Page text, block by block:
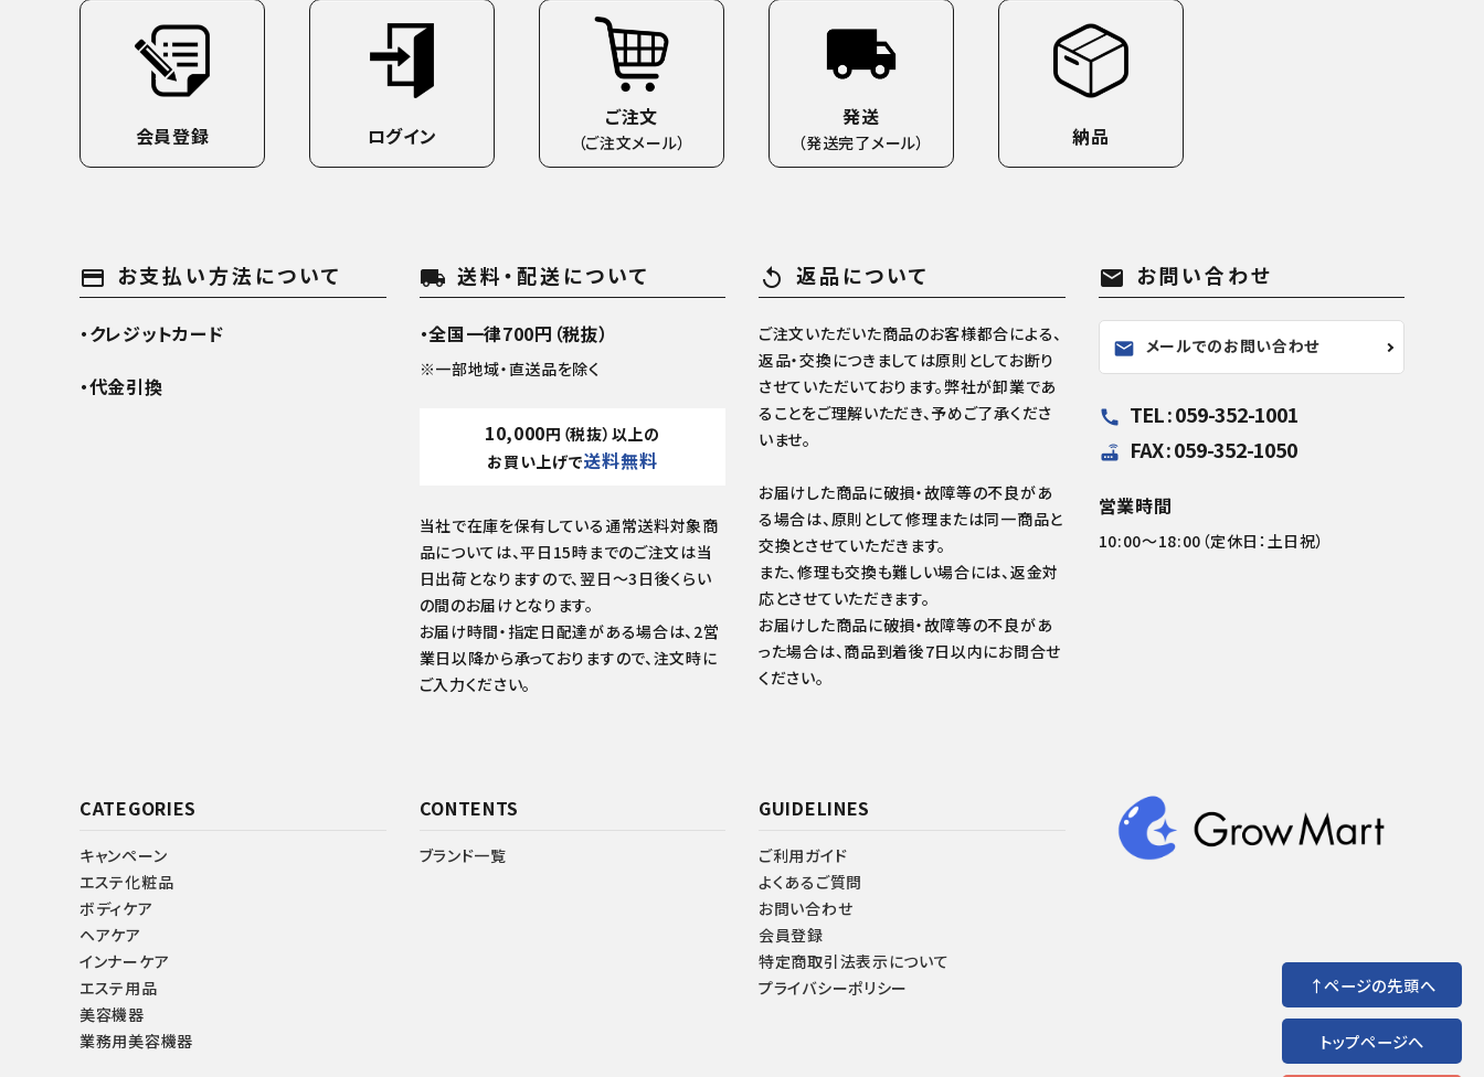
↑ページの先頭へ
トップページへ
会員登録 ログイン
ご注文
（ご注文メール）
発送
（発送完了メール） 納品
payment お支払い方法について
・クレジットカード
・代金引換
local_shipping 送料・配送について
・全国一律700円（税抜）
※一部地域・直送品を除く
10,000円（税抜）以上の
お買い上げで送料無料
当社で在庫を保有している通常送料対象商
品については、平日15時までのご注文は当
日出荷となりますので、翌日～3日後くらい
の間のお届けとなります。
お届け時間・指定日配達がある場合は、2営
業日以降から承っておりますので、注文時に
ご入力ください。
replay 返品について
ご注文いただいた商品のお客様都合による、
返品・交換につきましては原則としてお断り
させていただいております。弊社が卸業であ
ることをご理解いただき、予めご了承くださ
いませ。
お届けした商品に破損・故障等の不良があ
る場合は、原則として修理または同一商品と
交換とさせていただきます。
また、修理も交換も難しい場合には、返金対
応とさせていただきます。
お届けした商品に破損・故障等の不良があ
った場合は、商品到着後7日以内にお問合せ
ください。
mail お問い合わせ
mail メールでのお問い合わせ
call TEL : 059-352-1001
router FAX : 059-352-1050
営業時間
10:00～18:00（定休日：土日祝）
CATEGORIES
キャンペーン
エステ化粧品
ボディケア
ヘアケア
インナーケア
エステ用品
美容機器
業務用美容機器
CONTENTS
ブランド一覧
GUIDELINES
ご利用ガイド
よくあるご質問
お問い合わせ
会員登録
特定商取引法表示について
プライバシーポリシー